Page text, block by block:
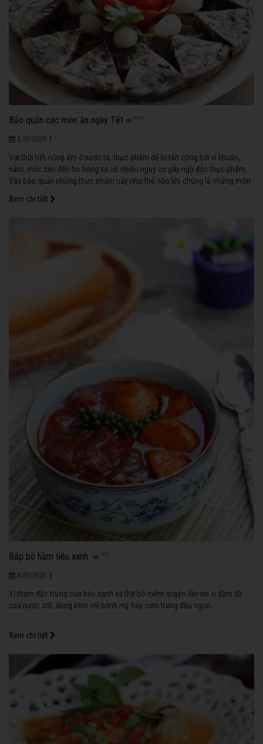
Bảo quản các món ăn ngày Tết 810
8/20/2020
Với thời tiết nóng ẩm ở nước ta, thực phẩm dễ bị tấn công bởi vi khuẩn,
nấm, mốc dẫn đến hư hỏng và có nhiều nguy cơ gây ngộ độc thực phẩm.
Vậy bảo quản những thực phẩm này như thế nào khi chúng là những món
không thể thiếu trong những ngày Tết?
Xem chi tiết
Bắp bò hầm tiêu xanh 897
8/20/2020
Vị thơm đặc trưng của tiêu xanh và thịt bò mềm quyện lẫn với vị đậm đà
của nước sốt, dùng kèm với bánh mỳ hay cơm trắng đều ngon.
Xem chi tiết